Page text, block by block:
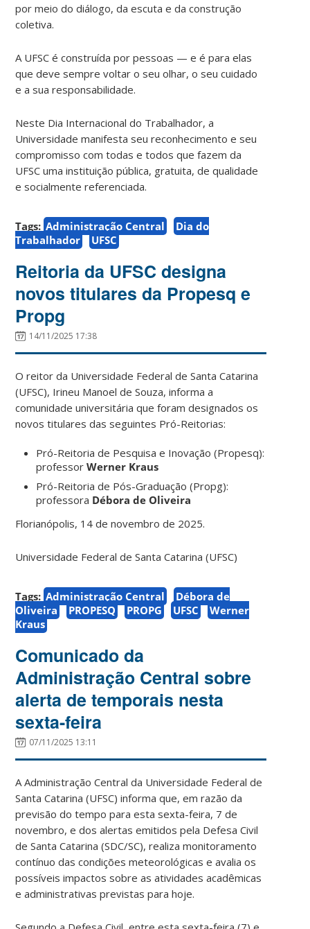
por meio do diálogo, da escuta e da construção
coletiva.
A UFSC é construída por pessoas — e é para elas
que deve sempre voltar o seu olhar, o seu cuidado
e a sua responsabilidade.
Neste Dia Internacional do Trabalhador, a
Universidade manifesta seu reconhecimento e seu
compromisso com todas e todos que fazem da
UFSC uma instituição pública, gratuita, de qualidade
e socialmente referenciada.
Tags: Administração Central
Dia do
Trabalhador
UFSC
Reitoria da UFSC designa
novos titulares da Propesq e
Propg
14/11/2025 17:38
O reitor da Universidade Federal de Santa Catarina
(UFSC), Irineu Manoel de Souza, informa a
comunidade universitária que foram designados os
novos titulares das seguintes Pró-Reitorias:
Pró-Reitoria de Pesquisa e Inovação (Propesq):
professorWerner Kraus
Pró-Reitoria de Pós-Graduação (Propg):
professora Débora de Oliveira
Florianópolis, 14 de novembro de 2025.
Universidade Federal de Santa Catarina (UFSC)
Tags: Administração Central
Débora de
Oliveira
PROPESQ PROPG UFSC
Werner
Kraus
Comunicado da
Administração Central sobre
alerta de temporais nesta
sexta-feira
07/11/2025 13:11
A Administração Central da Universidade Federal de
Santa Catarina (UFSC) informa que, em razão da
previsão do tempo para esta sexta-feira, 7 de
novembro, e dos alertas emitidos pela Defesa Civil
de Santa Catarina (SDC/SC), realiza monitoramento
contínuo das condições meteorológicas e avalia os
possíveis impactos sobre as atividades acadêmicas
e administrativas previstas para hoje.